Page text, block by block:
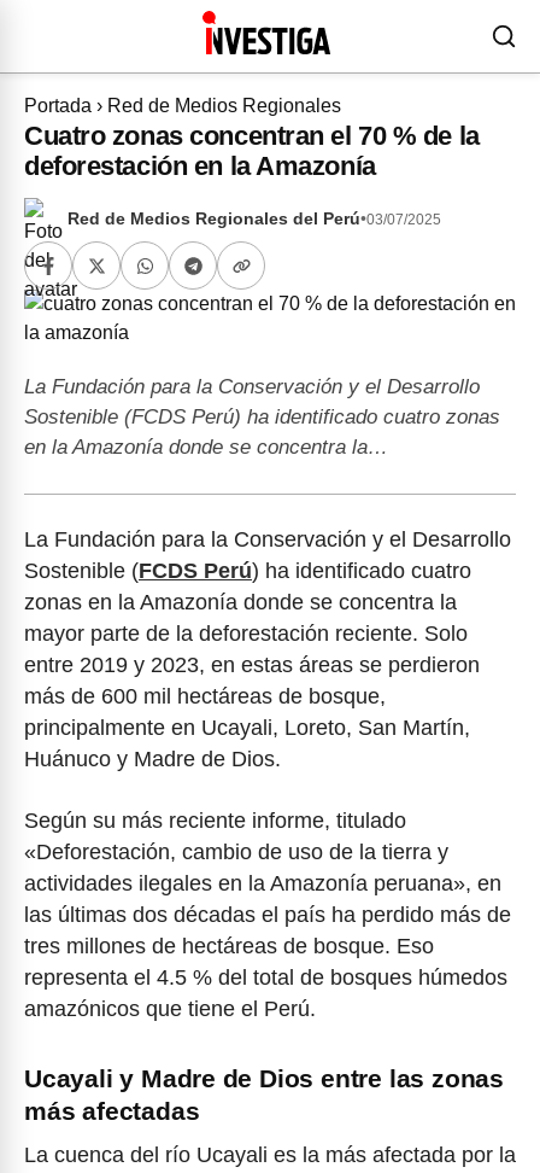
Portada › Red de Medios Regionales
Cuatro zonas concentran el 70 % de la
deforestación en la Amazonía
Red de Medios Regionales del Perú•03/07/2025
La Fundación para la Conservación y el Desarrollo
Sostenible (FCDS Perú) ha identificado cuatro zonas
en la Amazonía donde se concentra la…
La Fundación para la Conservación y el Desarrollo
Sostenible (FCDS Perú) ha identificado cuatro
zonas en la Amazonía donde se concentra la
mayor parte de la deforestación reciente. Solo
entre 2019 y 2023, en estas áreas se perdieron
más de 600 mil hectáreas de bosque,
principalmente en Ucayali, Loreto, San Martín,
Huánuco y Madre de Dios.
Según su más reciente informe, titulado
«Deforestación, cambio de uso de la tierra y
actividades ilegales en la Amazonía peruana», en
las últimas dos décadas el país ha perdido más de
tres millones de hectáreas de bosque. Eso
representa el 4.5 % del total de bosques húmedos
amazónicos que tiene el Perú.
Ucayali y Madre de Dios entre las zonas
más afectadas
La cuenca del río Ucayali es la más afectada por la